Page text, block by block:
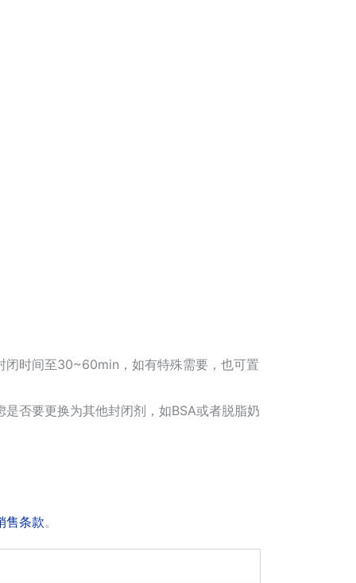
闭时间至30~60min，如有特殊需要，也可置
否要更换为其他封闭剂，如BSA或者脱脂奶
售条款。